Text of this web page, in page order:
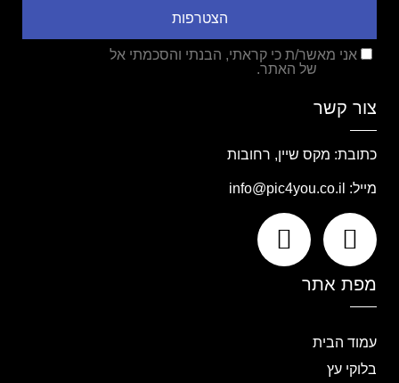
מפת אתר
עמוד הבית
בלוקי עץ
צור קשר
כתובת: מקס שיין, רחובות
מייל: info@pic4you.co.il
הצטרפות
אני מאשר/ת כי קראתי, הבנתי והסכמתי אל
של האתר.